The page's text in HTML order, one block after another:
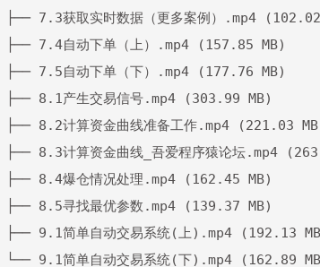
├── 7.3获取实时数据（更多案例）.mp4
├── 7.4自动下单（上）.mp4 (157.85 MB)
├── 7.5自动下单（下）.mp4 (177.76 MB)
├── 8.1产生交易信号.mp4 (303.99 MB)
├── 8.2计算资金曲线准备工作.mp4 (221.03
├── 8.3计算资金曲线_吾爱程序猿论坛.mp4
├── 8.4爆仓情况处理.mp4 (162.45 MB)
├── 8.5寻找最优参数.mp4 (139.37 MB)
├── 9.1简单自动交易系统(上).mp4 (192.13
└── 9.1简单自动交易系统(下).mp4 (162.89